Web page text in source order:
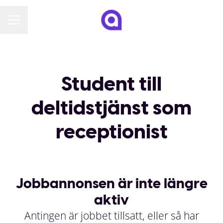
Student till
deltidstjänst som
receptionist
Jobbannonsen är inte längre
aktiv
Antingen är jobbet tillsatt, eller så har